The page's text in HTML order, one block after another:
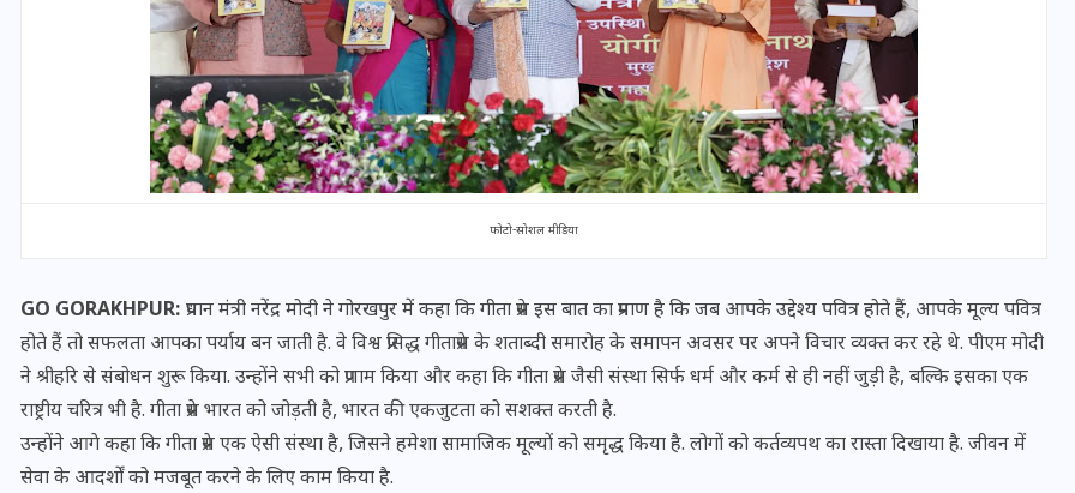
फोटो-सोशल मीडिया
GO GORAKHPUR: प्रधान मंत्री नरेंद्र मोदी ने गोरखपुर में कहा कि गीता प्रेस इस बात का प्रमाण है कि जब आपके उद्देश्य पवित्र होते हैं, आपके मूल्य पवित्र
होते हैं तो सफलता आपका पर्याय बन जाती है. वे विश्व प्रसिद्ध गीताप्रेस के शताब्दी समारोह के समापन अवसर पर अपने विचार व्यक्त कर रहे थे. पीएम मोदी
ने श्रीहरि से संबोधन शुरू किया. उन्होंने सभी को प्रणाम किया और कहा कि गीता प्रेस जैसी संस्था सिर्फ धर्म और कर्म से ही नहीं जुड़ी है, बल्कि इसका एक
राष्ट्रीय चरित्र भी है. गीता प्रेस भारत को जोड़ती है, भारत की एकजुटता को सशक्त करती है.
उन्होंने आगे कहा कि गीता प्रेस एक ऐसी संस्था है, जिसने हमेशा सामाजिक मूल्यों को समृद्ध किया है. लोगों को कर्तव्यपथ का रास्ता दिखाया है. जीवन में
सेवा के आदर्शों को मजबूत करने के लिए काम किया है.
यूपी लेखपाल भर्ती: ओबीसी को
मिली बड़ी राहत, 2158 पदों पर
बंपर वैकेंसी, जनरल कोटे में भारी
कटौती
29 दिसम्बर 2025
वोटर लिस्ट पुनरीक्षण कार्यक्रम में
हुआ बदलाव, देखें नई तारीखों की
पूरी लिस्ट
30 दिसम्बर 2025